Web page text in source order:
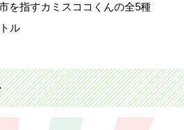
を指すカミスココくんの全5種
ル